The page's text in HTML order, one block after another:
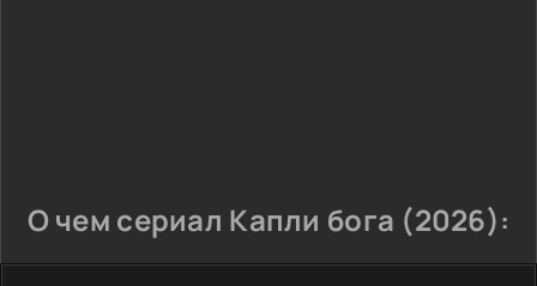
О чем сериал Капли бога (2026):